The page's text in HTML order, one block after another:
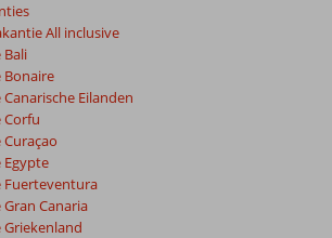
All inclusive
Bali
Bonaire
Eilanden
Corfu
Egypte
Fuerteventura
Canaria